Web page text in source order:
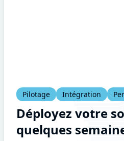
Pilotage Intégration
Déployez votre
quelques